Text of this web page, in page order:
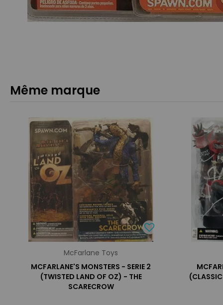
Même marque
McFarlane Toys
MCFARLANE'S MONSTERS - SERIE 2
(TWISTED LAND OF OZ) - THE
SCARECROW